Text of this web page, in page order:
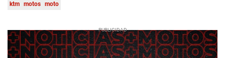
ktm motos moto